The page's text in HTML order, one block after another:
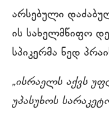
არსებული
ის სახელმწიფო
სპიკერმა ნედ
„ისრაელს აქვს
უპასუხოს